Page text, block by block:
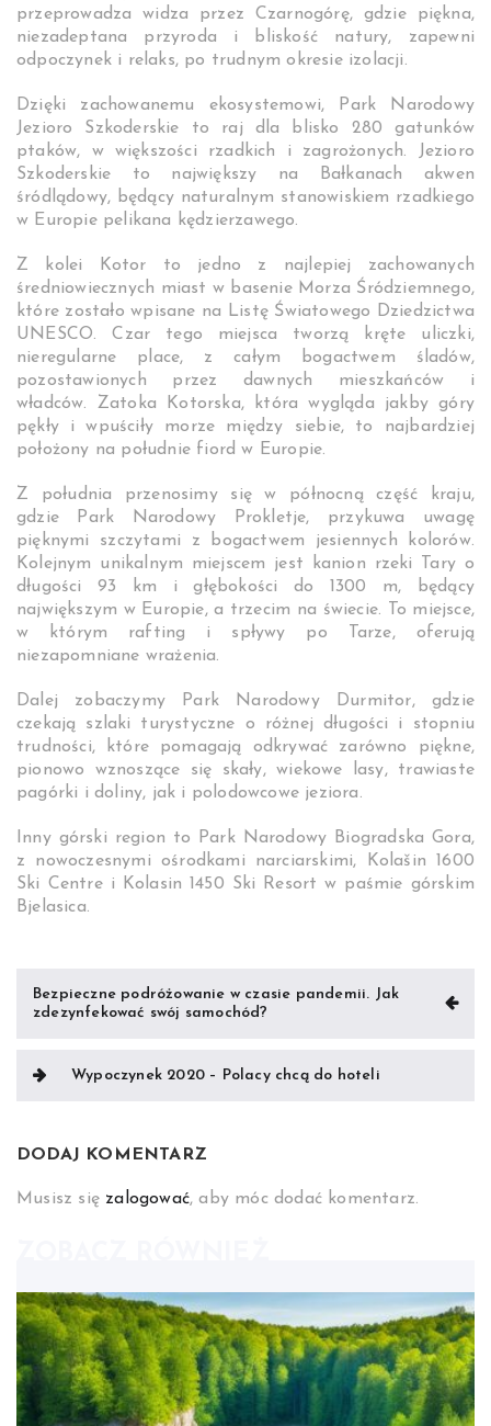
przeprowadza widza przez Czarnogórę, gdzie piękna,
niezadeptana przyroda i bliskość natury, zapewni
odpoczynek i relaks, po trudnym okresie izolacji.
Dzięki zachowanemu ekosystemowi, Park Narodowy
Jezioro Szkoderskie to raj dla blisko 280 gatunków
ptaków, w większości rzadkich i zagrożonych. Jezioro
Szkoderskie to największy na Bałkanach akwen
śródlądowy, będący naturalnym stanowiskiem rzadkiego
w Europie pelikana kędzierzawego.
Z kolei Kotor to jedno z najlepiej zachowanych
średniowiecznych miast w basenie Morza Śródziemnego,
które zostało wpisane na Listę Światowego Dziedzictwa
UNESCO. Czar tego miejsca tworzą kręte uliczki,
nieregularne place, z całym bogactwem śladów,
pozostawionych przez dawnych mieszkańców i
władców. Zatoka Kotorska, która wygląda jakby góry
pękły i wpuściły morze między siebie, to najbardziej
położony na południe fiord w Europie.
Z południa przenosimy się w północną część kraju,
gdzie Park Narodowy Prokletje, przykuwa uwagę
pięknymi szczytami z bogactwem jesiennych kolorów.
Kolejnym unikalnym miejscem jest kanion rzeki Tary o
długości 93 km i głębokości do 1300 m, będący
największym w Europie, a trzecim na świecie. To miejsce,
w którym rafting i spływy po Tarze, oferują
niezapomniane wrażenia.
Dalej zobaczymy Park Narodowy Durmitor, gdzie
czekają szlaki turystyczne o różnej długości i stopniu
trudności, które pomagają odkrywać zarówno piękne,
pionowo wznoszące się skały, wiekowe lasy, trawiaste
pagórki i doliny, jak i polodowcowe jeziora.
Inny górski region to Park Narodowy Biogradska Gora,
z nowoczesnymi ośrodkami narciarskimi, Kolašin 1600
Ski Centre i Kolasin 1450 Ski Resort w paśmie górskim
Bjelasica.
Nawigacja
wpisu
Bezpieczne podróżowanie w czasie pandemii. Jak
zdezynfekować swój samochód?
Wypoczynek 2020 – Polacy chcą do hoteli
DODAJ KOMENTARZ
Musisz się zalogować, aby móc dodać komentarz.